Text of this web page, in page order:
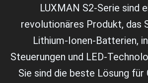
LUXMAN S2-Serie sind
revolutionäres Produkt, das
Lithium-Ionen-Batterien,
Steuerungen und LED-
Sie sind die beste Lösung für